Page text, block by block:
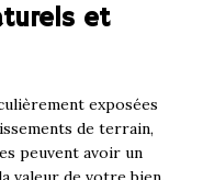
et
exposées
de terrain,
peuvent avoir un